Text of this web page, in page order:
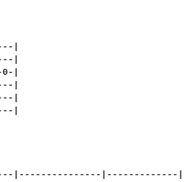
|
|
|
|
|
|
|---------------|-------------|